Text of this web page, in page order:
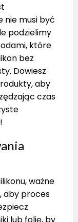
nie musi być
podzielimy
które
bez
Dowiesz
aby
czas
ważne
aby proces
lub folię, by